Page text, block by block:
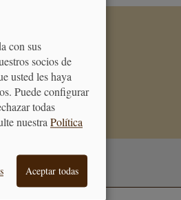
de acertar cuando
con sus
socios de
usted les haya
Puede configurar
todas
nuestraPolítica
Aceptar todas